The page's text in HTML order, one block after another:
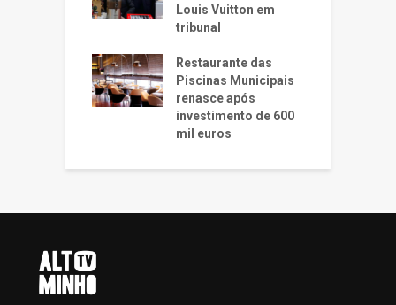
Louis Vuitton em
tribunal
Restaurante das
Piscinas Municipais
renasce após
investimento de 600
mil euros